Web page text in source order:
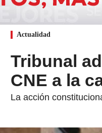
Actualidad
Tribunal
CNE a la
La acción